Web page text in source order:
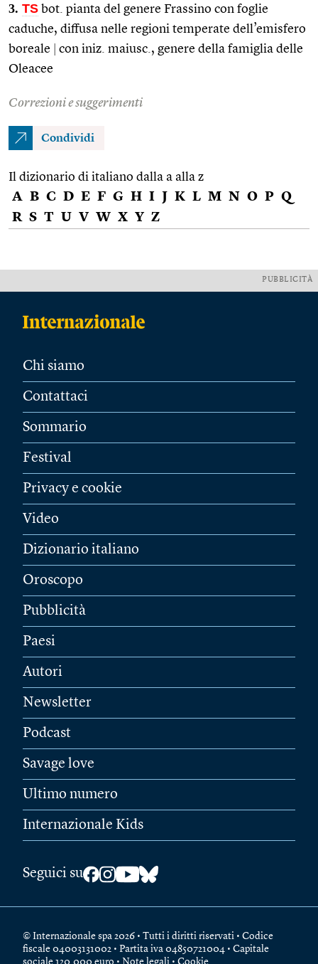
3. TS bot. pianta del genere Frassino con foglie
caduche, diffusa nelle regioni temperate dell’emisfero
boreale
con iniz. maiusc., genere della famiglia delle
Oleacee
Correzioni e suggerimenti
Condividi
Il dizionario di italiano dalla a alla z
A B C D E F G H I J K L M N O P Q
R S T U V W X Y Z
PUBBLICITÀ
Chi siamo
Contattaci
Sommario
Festival
Privacy e cookie
Video
Dizionario italiano
Oroscopo
Pubblicità
Paesi
Autori
Newsletter
Podcast
Savage love
Ultimo numero
Internazionale Kids
Seguici su
© Internazionale spa 2026 • Tutti i diritti riservati • Codice
fiscale 04003131002 • Partita iva 04850721004 • Capitale
sociale 120.000 euro • Note legali • Cookie